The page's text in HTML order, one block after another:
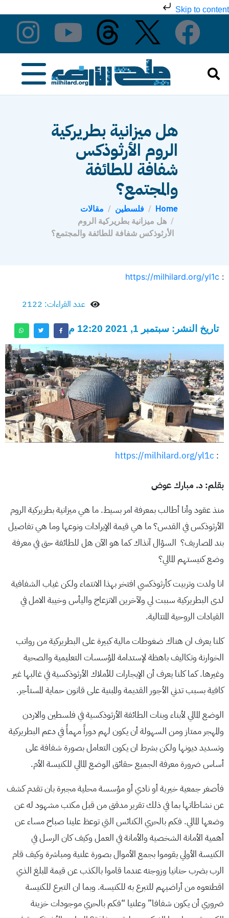
Skip to content
هل ميزانية بطريركية
الروم الأرثوذكس
شفافة للطائفة
والمجتمع؟
Home فلسطين
مقالات
هل ميزانية بطريركية الروم
الأرثوذكس شفافة للطائفة والمجتمع؟
:
https://milhilard.org/yl1c
عدد القراءات: 2122
تاريخ النشر: سبتمبر 1, 2021 12:20 م
:
https://milhilard.org/yl1c
بقلم: د. مبارك عوض
منذ عقود وأنا أطالب بمعرفة امر بسيط. ما هي ميزانية بطريركية الروم
الأرثوذكس في القدس؟ ما هي قيمة الإيرادات ونوعها وما هي تفاصيل
بند المصاريف؟ السؤال آنذاك كما هو الآن هل للطائفة حق في معرفة
وضع كنيستهم المالي؟
انا ولدت وتربيت كأرثوذكسي افتخر بهذا الانتماء ولكن غياب الشفافية
لدى البطريركية سببت لي ولآخرين الانزعاج واليأس وخيبة الامل في
القيادات الروحية المتتالية.
كلنا يعرف ان هناك ضغوطات مالية كبيرة على البطريركية من رواتب
الخوارنة وتكاليف باهظة لإستدامة المؤسسات التعليمية والصحية
وغيرها. كما كلنا يعرف أن الإيجارات للأملاك الأرثوذكسية في غالبها غير
كافية بسبب تدني الأجور القديمة والمبنية على قانون حماية المستأجر.
الوضع المالي لأبناء وبنات الطائفة الأرثوذكسية في فلسطين والاردن
والمهجر ممتاز ومن السهولة أن يكون لهم دوراً مهماً في دعم البطريركية
وتسديد ديونها ولكن بشرط ان يكون التعامل بصورة شفافة على
أساس ضرورة معرفة الجميع حقائق الوضع المالي للكنيسة الأم.
فأصغر جمعية خيرية أو نادي أو مؤسسة محلية مجبرة بان تقدم كشف
عن نشاطاتها بما في ذلك تقرير مدقق من قبل مكتب مشهود له عن
وضعها المالي. فكم بالحري الكنائس التي توعظ علينا صباح مساء عن
أهمية الأمانة الشخصية والأمانة في العمل وكيف كان الرسل في
الكنيسة الأولي يقوموا بجمع الأموال بصورة علنية ومباشرة وكيف قام
الرب بضرب حنانيا وزوجته عندما قاموا بالكذب عن قيمة المبلغ الذي
اقطتعوه من أراضيهم للتبرع به للكنيسة. وبما ان التبرع للكنيسة
ضروري أن يكون شفافا” وعلنيا “فكم بالحري موجودات خزينة